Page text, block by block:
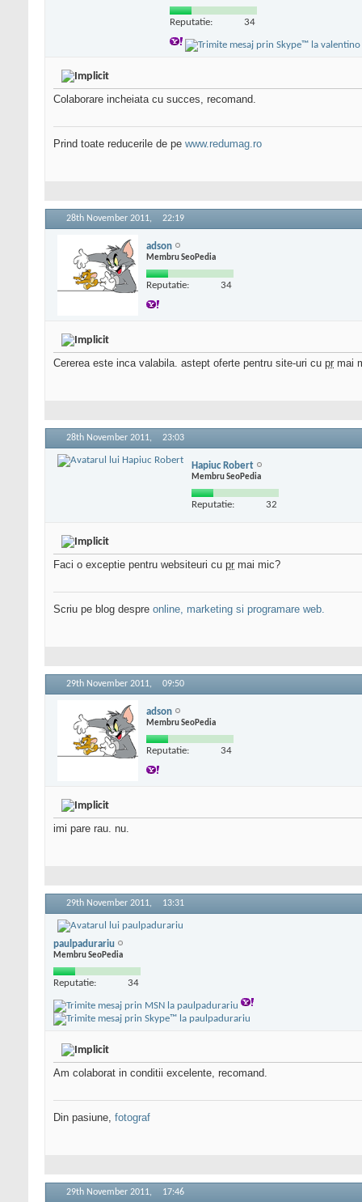
Reputatie: 34
Colaborare incheiata cu succes, recomand.
Prind toate reducerile de pe www.redumag.ro
28th November 2011, 22:19
adson
Membru SeoPedia
Reputatie: 34
Cererea este inca valabila. astept oferte pentru site-uri cu pr mai
28th November 2011, 23:03
Hapiuc Robert
Membru SeoPedia
Reputatie: 32
Faci o exceptie pentru websiteuri cu pr mai mic?
Scriu pe blog despre online, marketing si programare web.
29th November 2011, 09:50
adson
Membru SeoPedia
Reputatie: 34
imi pare rau. nu.
29th November 2011, 13:31
paulpadurariu
Membru SeoPedia
Reputatie: 34
Am colaborat in conditii excelente, recomand.
Din pasiune, fotograf
29th November 2011, 17:46